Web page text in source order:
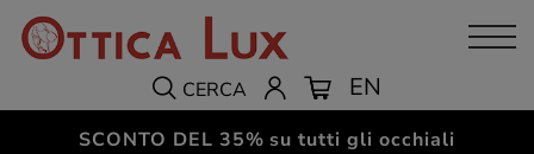
CERCA EN
SCONTO DEL 35% su tutti gli occhiali